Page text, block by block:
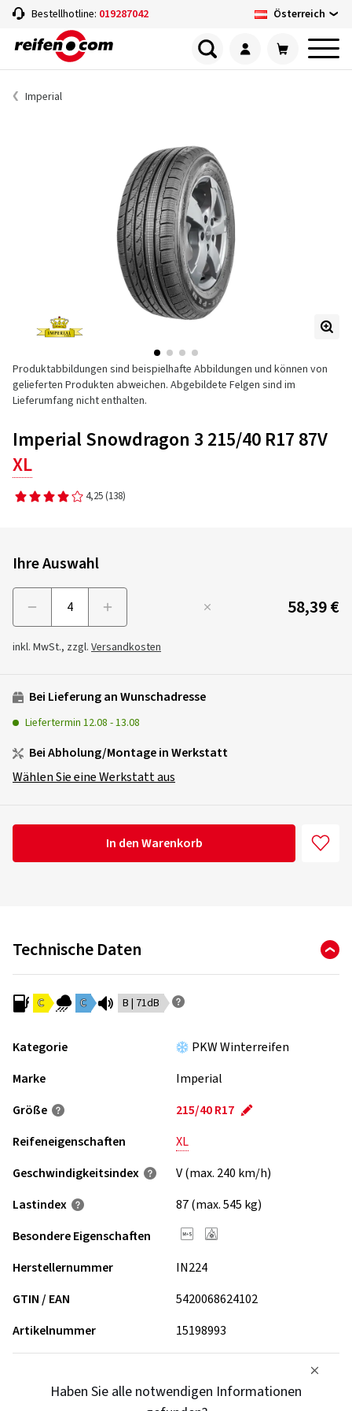
Bestellhotline: 019287042 Österreich
Imperial
Produktabbildungen sind beispielhafte Abbildungen und können von
gelieferten Produkten abweichen. Abgebildete Felgen sind im
Lieferumfang nicht enthalten.
Imperial Snowdragon 3 215/40 R17 87V
XL
4,25 (138)
Ihre Auswahl
58,39 €
inkl. MwSt., zzgl. Versandkosten
Bei Lieferung an Wunschadresse
Liefertermin 12.08 -13.08
Bei Abholung/Montage in Werkstatt
Wählen Sie eine Werkstatt aus
In den Warenkorb
Technische Daten
C C B | 71dB
Kategorie
PKW Winterreifen
Marke
Imperial
Größe
215/40 R17
Reifeneigenschaften
XL
Geschwindigkeits­index
V (max. 240 km/h)
Lastindex
87 (max. 545 kg)
Besondere Eigenschaften
Herstellernummer
IN224
GTIN / EAN
5420068624102
Artikelnummer
15198993
Haben Sie alle notwendigen Informationen